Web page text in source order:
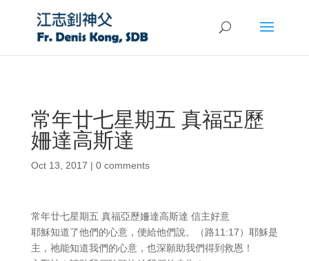
常年廿七星期五 真福亞歷
姍達高斯達
Oct 13, 2017 | 0 comments
常年廿七星期五 真福亞歷姍達高斯達 信主好意
耶穌知道了他們的心意，便給他們說。（路11:17）耶穌是
主，祂能知道我們的心意，也深願助我們得到救恩！